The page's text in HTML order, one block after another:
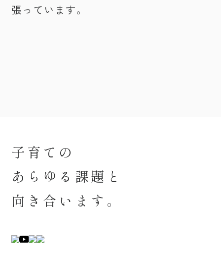
張っています。
子育ての
あらゆる課題と
向き合います。